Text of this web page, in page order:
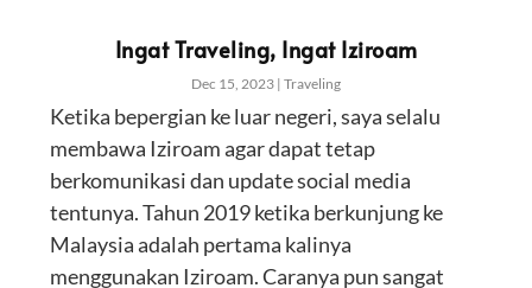
Ingat Traveling, Ingat Iziroam
Dec 15, 2023 | Traveling
Ketika bepergian ke luar negeri, saya selalu
membawa Iziroam agar dapat tetap
berkomunikasi dan update social media
tentunya. Tahun 2019 ketika berkunjung ke
Malaysia adalah pertama kalinya
menggunakan Iziroam. Caranya pun sangat